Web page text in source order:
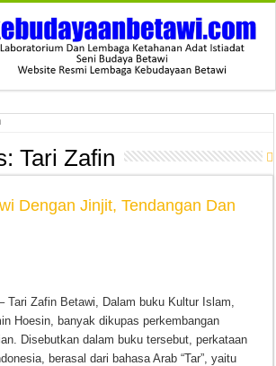
Tari Zafin
Dengan Jinjit, Tendangan Dan
Tari Zafin Betawi, Dalam buku Kultur Islam,
Hoesin, banyak dikupas perkembangan
Disebutkan dalam buku tersebut, perkataan
berasal dari bahasa Arab “Tar”, yaitu